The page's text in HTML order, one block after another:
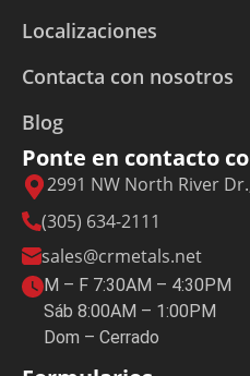
Localizaciones
Contacta con nosotros
Blog
Ponte en contacto
2991 NW North River
(305) 634-2111
sales@crmetals.net
M – F 7:30AM – 4:30PM
Sáb 8:00AM – 1:00PM
Dom – Cerrado